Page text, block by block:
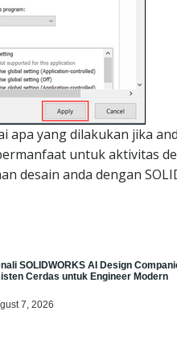
apa yang dilakukan jika
untuk aktivitas
desain anda dengan
SOLIDWORKS AI Design
Cerdas untuk Engineer Modern
7, 2026